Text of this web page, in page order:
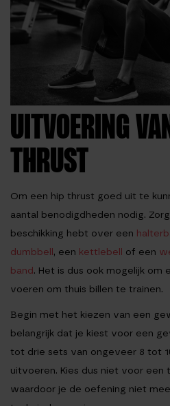
UITVOERING
THRUST
Om een hip thrust goed uit te
aantal benodigdheden nodig.
beschikking hebt over een
dumbbell, een kettlebell of een
band. Het is dus ook mogelijk om
voeren om thuis billen te trainen.
Begin met het kiezen van een
belangrijk dat je kiest voor een
tot drie sets van ongeveer 8 tot
uitvoeren. Kies dus niet voor
waardoor je de oefening niet